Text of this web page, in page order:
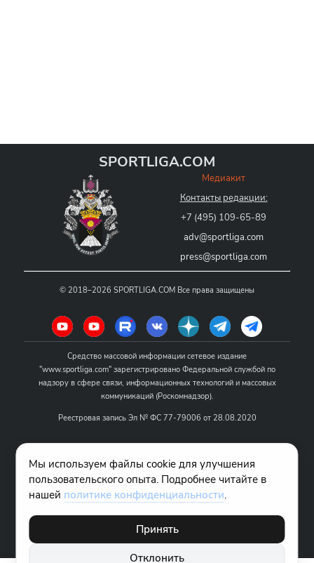
SPORTLIGA.COM
Медиакит
Контакты редакции:
+7 (495) 109-65-89
adv@sportliga.com
press@sportliga.com
© 2018–2026 SPORTLIGA.COM Все права защищены
Средство массовой информации сетевое издание
"www.sportliga.com" зарегистрировано Федеральной службой по
надзору в сфере связи, информационных технологий и массовых
коммуникаций (Роскомнадзор).
Реестровая запись Эл № ФС 77-79006 от 28.08.2020
Название - www.sportliga.com
Учредитель СМИ сетевого издания "www.sportliga.com": ИП Чамин
О.Н.
Главный редактор СМИ сетевого издания "www.sportliga.com":
Хаимов Д.И.
18+
Мы используем файлы cookie для улучшения
пользовательского опыта. Подробнее читайте в
нашей политике конфиденциальности.
Принять
Отклонить